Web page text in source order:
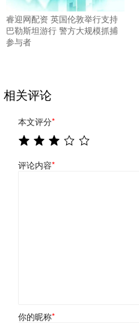
睿迎网配资 英国伦敦举行支持
巴勒斯坦游行 警方大规模抓捕
参与者
相关评论
本文评分*
评论内容*
你的昵称*